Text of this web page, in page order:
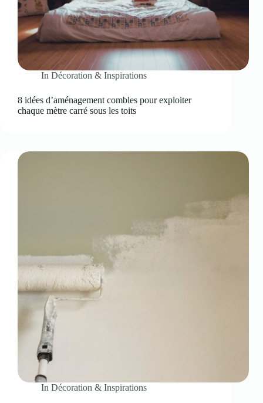
In Décoration & Inspirations
8 idées d’aménagement combles pour exploiter
chaque mètre carré sous les toits
In Décoration & Inspirations